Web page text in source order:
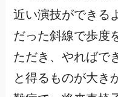
近い演技ができる
だった斜線で歩度
ただき、やればで
と得るものが大き